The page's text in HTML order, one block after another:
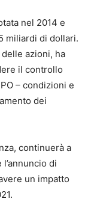
nel 2014 e
miliardi di dollari.
azioni, ha
il controllo
– condizioni e
dei
continuerà a
di
un impatto